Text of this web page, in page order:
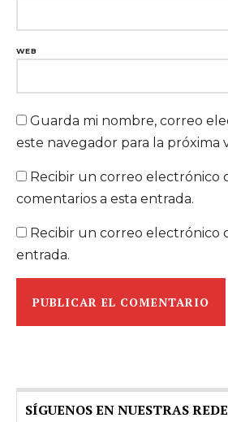
WEB
Guarda mi nombre, correo
este navegador para la próxima
Recibir un correo electrónico
comentarios a esta entrada.
Recibir un correo electrónico
entrada.
SÍGUENOS EN NUESTRAS